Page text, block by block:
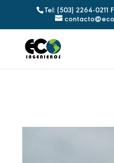
Tel: (503) 2264-0211